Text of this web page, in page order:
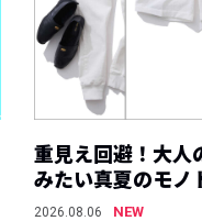
重見え回避！大人
みたい真夏のモノ
2026.08.06
NEW